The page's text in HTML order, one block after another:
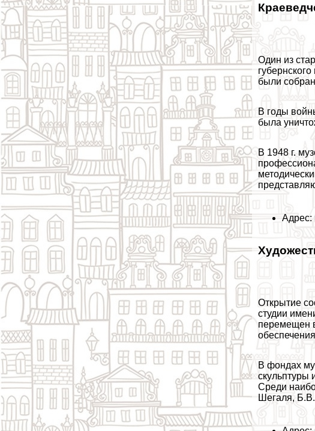
Один из
были
В годы
была
В 1948 г.
Адрес:
Открытие
студии
перемещен
В фондах
скульптуры
Среди
Шегаля,